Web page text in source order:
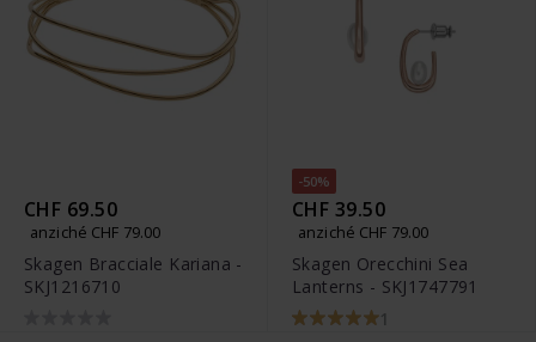
CHF 69.50
anziché CHF 79.00
Skagen Bracciale Kariana -
SKJ1216710
-50%
CHF 39.50
anziché CHF 79.00
Skagen Orecchini Sea
Lanterns - SKJ1747791
1